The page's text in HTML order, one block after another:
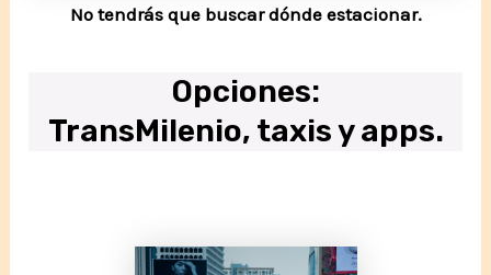
No tendrás que buscar dónde estacionar.
Opciones:
TransMilenio, taxis y apps.